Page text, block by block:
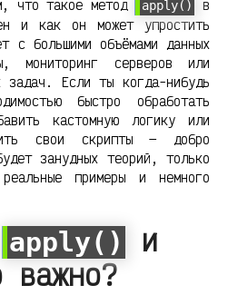
что такое метод apply()
в
и как он может упростить
с большими объёмами данных
серверов или
задач. Если ты когда-нибудь
быстро обработать
кастомную логику или
свои скрипты — добро
занудных теорий, только
примеры и немного
apply()
и
важно?